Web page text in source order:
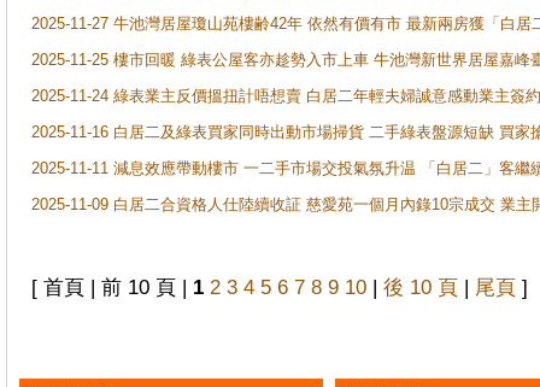
2025-11-27 牛池灣居屋瓊山苑樓齢42年 依然有價有市 最新兩房獲「白居
2025-11-25 樓市回暖 綠表公屋客亦趁勢入市上車 牛池灣新世界居屋嘉峰
2025-11-24 綠表業主反價搵扭計唔想賣 白居二年輕夫婦誠意感動業主簽
2025-11-16 白居二及綠表買家同時出動市場掃貨 二手綠表盤源短缺 買
2025-11-11 減息效應帶動樓市 一二手市場交投氣氛升温 「白居二」客
2025-11-09 白居二合資格人仕陸續收証 慈愛苑一個月內錄10宗成交 業
[ 首頁 | 前 10 頁 | 1 2 3 4 5 6 7 8 9 10 | 後 10 頁 | 尾頁 ]